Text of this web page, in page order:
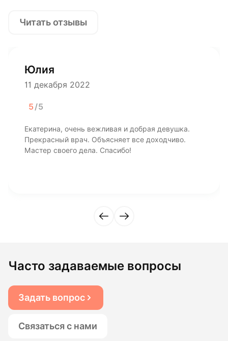
Читать отзывы
Юлия
11 декабря 2022
5/5
Екатерина, очень вежливая и добрая девушка.
Прекрасный врач. Объясняет все доходчиво.
Мастер своего дела. Спасибо!
Часто задаваемые вопросы
Задать вопрос
Связаться с нами